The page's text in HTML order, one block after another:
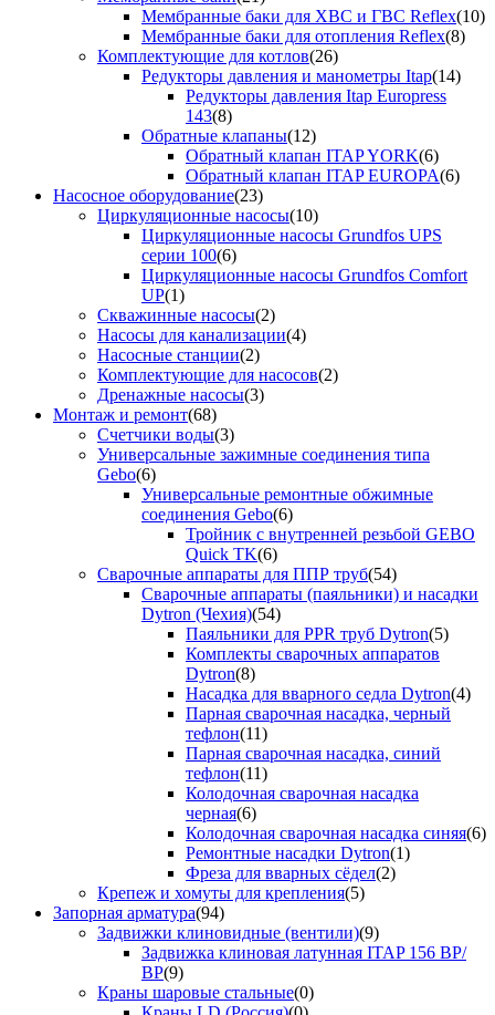
Мембранные баки для ХВС и ГВС Reflex(10)
Мембранные баки для отопления Reflex(8)
Комплектующие для котлов(26)
Редукторы давления и манометры Itap(14)
Редукторы давления Itap Europress
143(8)
Обратные клапаны(12)
Обратный клапан ITAP YORK(6)
Обратный клапан ITAP EUROPA(6)
Насосное оборудование(23)
Циркуляционные насосы(10)
Циркуляционные насосы Grundfos UPS
серии 100(6)
Циркуляционные насосы Grundfos Comfort
UP(1)
Скважинные насосы(2)
Насосы для канализации(4)
Насосные станции(2)
Комплектующие для насосов(2)
Дренажные насосы(3)
Монтаж и ремонт(68)
Счетчики воды(3)
Универсальные зажимные соединения типа
Gebo(6)
Универсальные ремонтные обжимные
соединения Gebo(6)
Тройник с внутренней резьбой GEBO
Quick TK(6)
Сварочные аппараты для ППР труб(54)
Сварочные аппараты (паяльники) и насадки
Dytron (Чехия)(54)
Паяльники для PPR труб Dytron(5)
Комплекты сварочных аппаратов
Dytron(8)
Насадка для вварного седла Dytron(4)
Парная сварочная насадка, черный
тефлон(11)
Парная сварочная насадка, синий
тефлон(11)
Колодочная сварочная насадка
черная(6)
Колодочная сварочная насадка синяя(6)
Ремонтные насадки Dytron(1)
Фреза для вварных сёдел(2)
Крепеж и хомуты для крепления(5)
Запорная арматура(94)
Задвижки клиновидные (вентили)(9)
Задвижка клиновая латунная ITAP 156 ВР/
ВР(9)
Краны шаровые стальные(0)